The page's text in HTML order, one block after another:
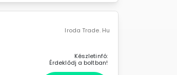
Iroda Trade. Hu
Készletinfó:
Érdeklődj a boltban!